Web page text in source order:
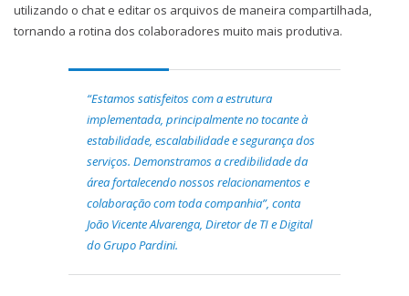
utilizando o chat e editar os arquivos de maneira compartilhada,
tornando a rotina dos colaboradores muito mais produtiva.
“Estamos satisfeitos com a estrutura
implementada, principalmente no tocante à
estabilidade, escalabilidade e segurança dos
serviços. Demonstramos a credibilidade da
área fortalecendo nossos relacionamentos e
colaboração com toda companhia”, conta
João Vicente Alvarenga, Diretor de TI e Digital
do Grupo Pardini.